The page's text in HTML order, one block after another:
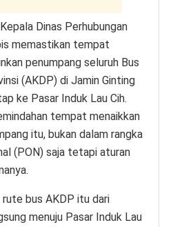
Dinas Perhubungan
memastikan tempat
penumpang seluruh Bus
(AKDP) di Jamin Ginting
ke Pasar Induk Lau Cih.
tempat menaikkan
itu, bukan dalam rangka
(PON) saja tetapi aturan
bus AKDP itu dari
menuju Pasar Induk Lau